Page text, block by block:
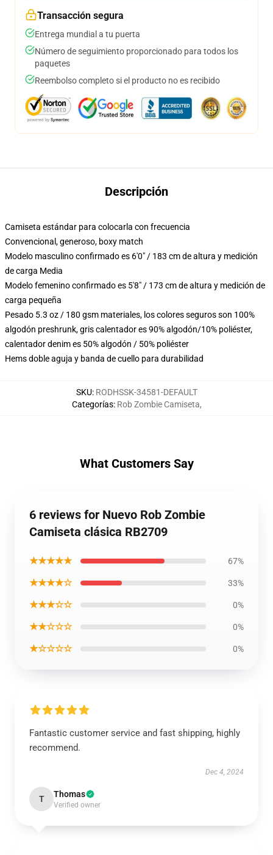
Transacción segura
Entrega mundial a tu puerta
Número de seguimiento proporcionado para todos los
paquetes
Reembolso completo si el producto no es recibido
Descripción
Camiseta estándar para colocarla con frecuencia
Convencional, generoso, boxy match
Modelo masculino confirmado es 6'0" / 183 cm de altura y medición
de carga Media
Modelo femenino confirmado es 5'8" / 173 cm de altura y medición de
carga pequeña
Pesado 5.3 oz / 180 gsm materiales, los colores seguros son 100%
algodón preshrunk, gris calentador es 90% algodón/10% poliéster,
calentador denim es 50% algodón / 50% poliéster
Hems doble aguja y banda de cuello para durabilidad
SKU: RODHSSK-34581-DEFAULT
Categorías: Rob Zombie Camiseta,
What Customers Say
6 reviews for Nuevo Rob Zombie
Camiseta clásica RB2709
★★★★★ 67%
★★★★☆ 33%
★★★☆☆ 0%
★★☆☆☆ 0%
★☆☆☆☆ 0%
Fantastic customer service and fast shipping, highly
recommend.
Dec 4, 2024
T Thomas
Verified owner